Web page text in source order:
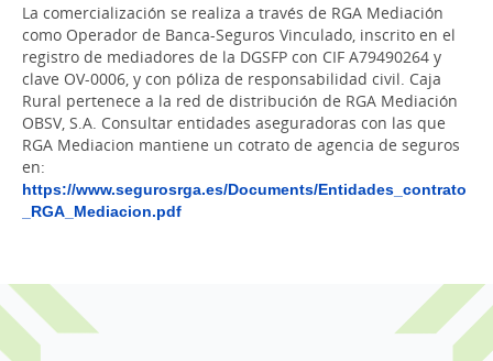
La comercialización se realiza a través de RGA Mediación
como Operador de Banca-Seguros Vinculado, inscrito en el
registro de mediadores de la DGSFP con CIF A79490264 y
clave OV-0006, y con póliza de responsabilidad civil. Caja
Rural pertenece a la red de distribución de RGA Mediación
OBSV, S.A. Consultar entidades aseguradoras con las que
RGA Mediacion mantiene un cotrato de agencia de seguros
en:
https://www.segurosrga.es/Documents/Entidades_contrato
_RGA_Mediacion.pdf